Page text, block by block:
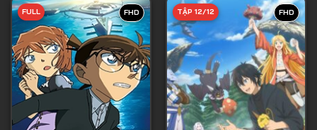
FHD
FULL FHD
TẬP 12/12